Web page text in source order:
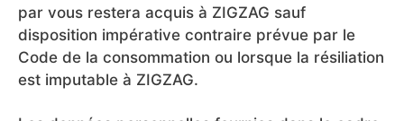
par vous restera acquis à ZIGZAG sauf
disposition impérative contraire prévue par le
Code de la consommation ou lorsque la résiliation
est imputable à ZIGZAG.